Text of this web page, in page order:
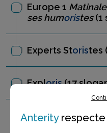
Europe 1
ses humoristes(1
Experts Storistes
Exploris(17
Filière du deux
slogan)
Anterityrespecte